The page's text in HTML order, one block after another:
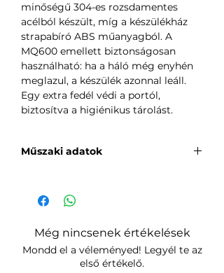
minőségű 304-es rozsdamentes
acélból készült, míg a készülékház
strapabíró ABS műanyagból. A
MQ600 emellett biztonságosan
használható: ha a háló még enyhén
meglazul, a készülék azonnal leáll.
Egy extra fedél védi a portól,
biztosítva a higiénikus tárolást.
Műszaki adatok
Név: Deerma szösztelenítő
Modell: DEM-MQ600
Névleges feszültség: 3,7V
Töltési feszültség: 5V
Töltési idő: Kb. 2 óra
Még nincsenek értékelések
Mondd el a véleményed! Legyél te az
első értékelő.